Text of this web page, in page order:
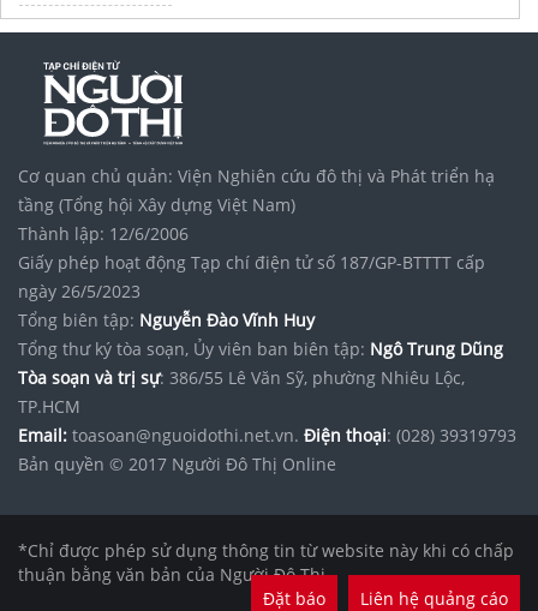
Cơ quan chủ quản: Viện Nghiên cứu đô thị và Phát triển hạ
tầng (Tổng hội Xây dựng Việt Nam)
Thành lập: 12/6/2006
Giấy phép hoạt động Tạp chí điện tử số 187/GP-BTTTT cấp
ngày 26/5/2023
Tổng biên tập: Nguyễn Đào Vĩnh Huy
Tổng thư ký tòa soạn, Ủy viên ban biên tập: Ngô Trung Dũng
Tòa soạn và trị sự: 386/55 Lê Văn Sỹ, phường Nhiêu Lộc,
TP.HCM
Email: toasoan@nguoidothi.net.vn. Điện thoại: (028) 39319793
Bản quyền © 2017 Người Đô Thị Online
*Chỉ được phép sử dụng thông tin từ website này khi có chấp
thuận bằng văn bản của Người Đô Thị.
Đặt báo
Liên hệ quảng cáo